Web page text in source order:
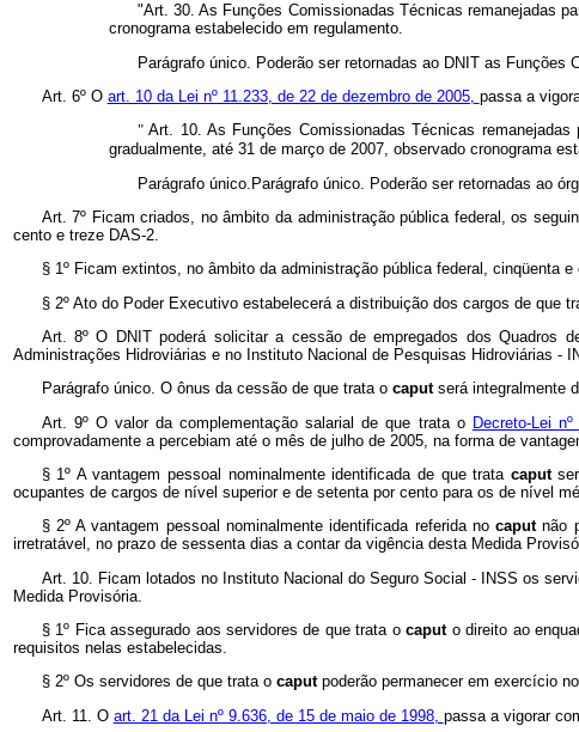
"Art. 30. As Funções Comissionadas Técnicas remanejadas
cronograma estabelecido em regulamento.
Parágrafo único. Poderão ser retornadas ao DNIT as
Art. 6º O art. 10 da Lei nº 11.233, de 22 de dezembro de 2005, passa a
"Art. 10. As Funções Comissionadas Técnicas
gradualmente, até 31 de março de 2007, observado cronograma
Parágrafo único.Parágrafo único. Poderão ser retornadas ao
Art. 7º Ficam criados, no âmbito da administração pública federal, os
cento e treze DAS-2.
§ 1º Ficam extintos, no âmbito da administração pública federal, cinqüenta
§ 2º Ato do Poder Executivo estabelecerá a distribuição dos cargos de que
Art. 8º O DNIT poderá solicitar a cessão de empregados dos Quadros
Administrações Hidroviárias e no Instituto Nacional de Pesquisas Hidroviárias -
Parágrafo único. O ônus da cessão de que trata o caput será integralmente
Art. 9º O valor da complementação salarial de que trata o Decreto-Lei
comprovadamente a percebiam até o mês de julho de 2005, na forma de
§ 1º A vantagem pessoal nominalmente identificada de que trata caput
ocupantes de cargos de nível superior e de setenta por cento para os de nível
§ 2º A vantagem pessoal nominalmente identificada referida nocaputnão
irretratável, no prazo de sessenta dias a contar da vigência desta Medida
Art. 10. Ficam lotados no Instituto Nacional do Seguro Social - INSS os
Medida Provisória.
§ 1º Fica assegurado aos servidores de que trata ocaput o direito ao
requisitos nelas estabelecidas.
§ 2º Os servidores de que trata o caput poderão permanecer em exercício
Art. 11. O art. 21 da Lei nº 9.636, de 15 de maio de 1998, passa a vigorar